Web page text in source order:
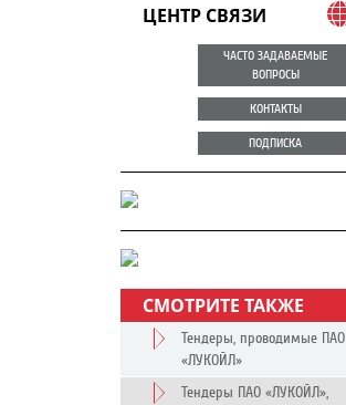
ЦЕНТР СВЯЗИ
ЧАСТО ЗАДАВАЕМЫЕ
ВОПРОСЫ
КОНТАКТЫ
ПОДПИСКА
СМОТРИТЕ ТАКЖЕ
Тендеры, проводимые ПАО
«ЛУКОЙЛ»
Тендеры ПАО «ЛУКОЙЛ»,